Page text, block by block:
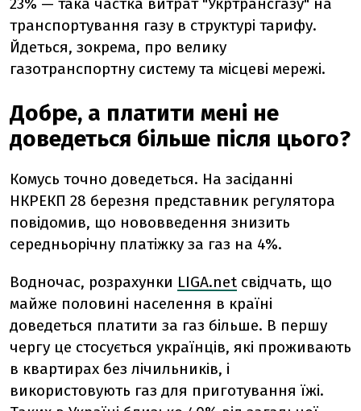
23% — така частка витрат "Укртрансгазу" на
транспортування газу в структурі тарифу.
Йдеться, зокрема, про велику
газотранспортну систему та місцеві мережі.
Добре, а платити мені не
доведеться більше після цього?
Комусь точно доведеться. На засіданні
НКРЕКП 28 березня представник регулятора
повідомив, що нововведення знизить
середньорічну платіжку за газ на 4%.
Водночас, розрахунки LIGA.net свідчать, що
майже половині населення в країні
доведеться платити за газ більше. В першу
чергу це стосується українців, які проживають
в квартирах без лічильників, і
використовують газ для приготування їжі.